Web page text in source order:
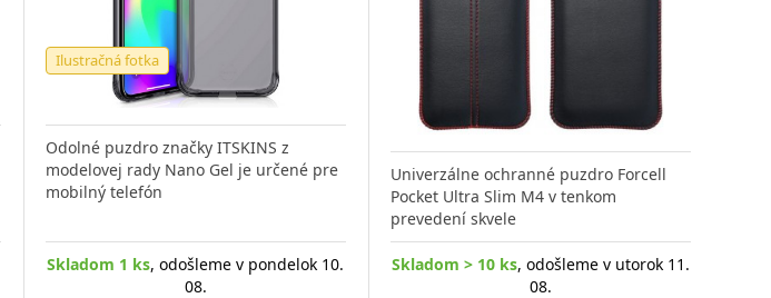
Ilustračná fotka
Odolné puzdro značky ITSKINS z
modelovej rady Nano Gel je určené pre
mobilný telefón
Skladom 1 ks, odošleme v pondelok 10.
08.
Univerzálne ochranné puzdro Forcell
Pocket Ultra Slim M4 v tenkom
prevedení skvele
Skladom > 10 ks, odošleme v utorok 11.
08.